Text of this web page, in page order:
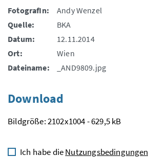
FotografIn:
Andy Wenzel
Quelle:
BKA
Datum:
12.11.2014
Ort:
Wien
Dateiname:
_AND9809.jpg
Download
Bildgröße: 2102x1004 - 629,5 kB
Ich habe dieNutzungsbedingungen